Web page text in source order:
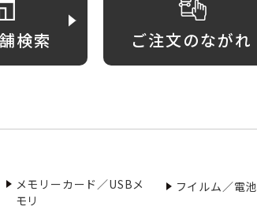
検索 ご注文のながれ
メモリーカード／USBメ
モリ
フイルム／電池